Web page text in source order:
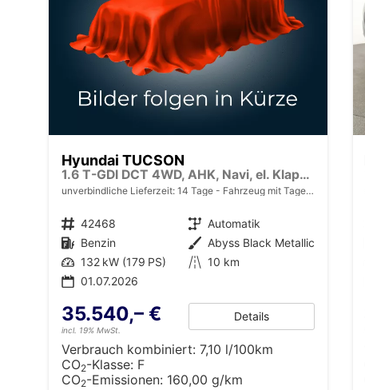
Hyundai TUCSON
1.6 T-GDI DCT 4WD, AHK, Navi, el. Klappe, Kamera, Side, Winter, 19-Zoll
unverbindliche Lieferzeit: 14 Tage Fahrzeug mit Tageszulassung
Fahrzeugnr. 42468 Getriebe Automatik
Kraftstoff Benzin Außenfarbe Abyss Black Metallic
Leistung 132 kW (179 PS) Kilometerstand 10 km
01.07.2026
35.540,– €
incl. 19% MwSt.
Details
Verbrauch kombiniert: 7,10 l/100km
CO2-Klasse: F
CO2-Emissionen: 160,00 g/km